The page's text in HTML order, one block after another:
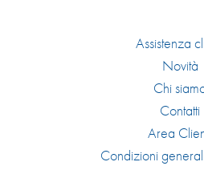
Assistenza
Novità
Chi
Contatti
Area
Condizioni